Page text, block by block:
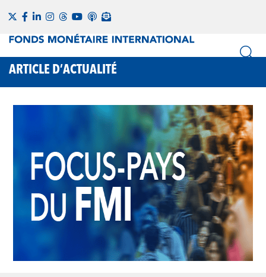
ARTICLE D’ACTUALITÉ